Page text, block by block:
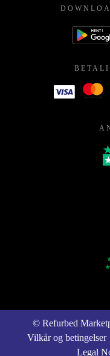
© Refurbed
Vilkår og betingelser
Legal